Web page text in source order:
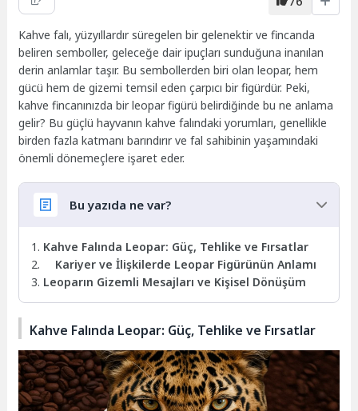
Kahve falı, yüzyıllardır süregelen bir gelenektir ve fincanda
beliren semboller, geleceğe dair ipuçları sunduğuna inanılan
derin anlamlar taşır. Bu sembollerden biri olan leopar, hem
gücü hem de gizemi temsil eden çarpıcı bir figürdür. Peki,
kahve fincanınızda bir leopar figürü belirdiğinde bu ne anlama
gelir? Bu güçlü hayvanın kahve falındaki yorumları, genellikle
birden fazla katmanı barındırır ve fal sahibinin yaşamındaki
önemli dönemeçlere işaret eder.
Bu yazıda ne var?
Kahve Falında Leopar: Güç, Tehlike ve Fırsatlar
Kariyer ve İlişkilerde Leopar Figürünün Anlamı
Leoparın Gizemli Mesajları ve Kişisel Dönüşüm
Kahve Falında Leopar: Güç, Tehlike ve Fırsatlar